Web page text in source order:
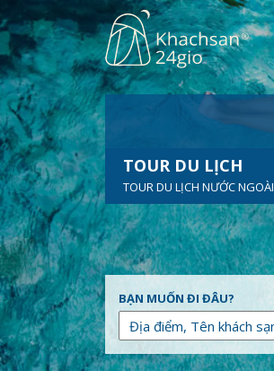
TOUR DU LỊCH
TOUR DU LỊCH NƯỚC NGOÀI
BẠN MUỐN ĐI ĐÂU?